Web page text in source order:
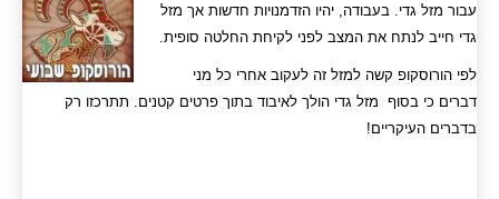
עבור מזל גדי. בעבודה, יהיו הזדמנויות חדשות אך מזל
גדי חייב לנתח את המצב לפני לקיחת החלטה סופית.
לפי הורוסקופ קשה למזל זה לעקוב אחרי כל מני
דברים כי בסוף מזל גדי הולך לאיבוד בתוך פרטים קטנים. תתרכזו רק
בדברים העיקריים!